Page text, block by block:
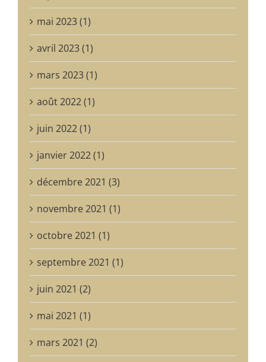
mai 2023 (1)
avril 2023 (1)
mars 2023 (1)
août 2022 (1)
juin 2022 (1)
janvier 2022 (1)
décembre 2021 (3)
novembre 2021 (1)
octobre 2021 (1)
septembre 2021 (1)
juin 2021 (2)
mai 2021 (1)
mars 2021 (2)